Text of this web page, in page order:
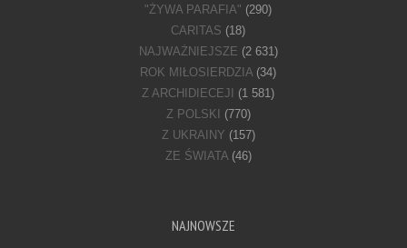
"ŻYWA PARAFIA" (290)
CARITAS (18)
NAJWAŻNIEJSZE (2 631)
ROK MIŁOSIERDZIA(34)
Z ARCHIDIECEJI
(1 581)
Z POLSKI
(770)
Z UKRAINY (157)
ZE ŚWIATA(46)
NAJNOWSZE